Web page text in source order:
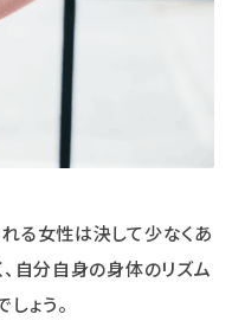
る女性は決して少なくあ
自分自身の身体のリズム
ょう。